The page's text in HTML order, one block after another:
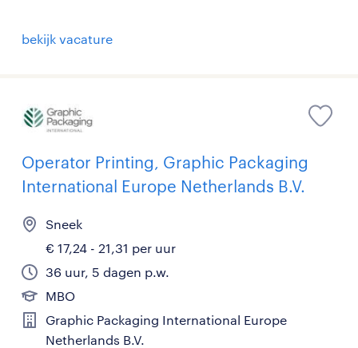
bekijk vacature
Operator Printing, Graphic Packaging
International Europe Netherlands B.V.
Sneek
€ 17,24 - 21,31 per uur
36 uur, 5 dagen p.w.
MBO
Graphic Packaging International Europe
Netherlands B.V.